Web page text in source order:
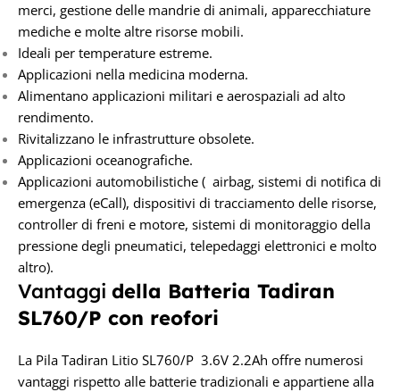
merci, gestione delle mandrie di animali, apparecchiature
mediche e molte altre risorse mobili.
Ideali per temperature estreme.
Applicazioni nella medicina moderna.
Alimentano applicazioni militari e aerospaziali ad alto
rendimento.
Rivitalizzano le infrastrutture obsolete.
Applicazioni oceanografiche.
Applicazioni automobilistiche ( airbag, sistemi di notifica di
emergenza (eCall), dispositivi di tracciamento delle risorse,
controller di freni e motore, sistemi di monitoraggio della
pressione degli pneumatici, telepedaggi elettronici e molto
altro).
Vantaggi della Batteria Tadiran
SL760/P con reofori
La Pila Tadiran Litio SL760/P 3.6V 2.2Ah offre numerosi
vantaggi rispetto alle batterie tradizionali e appartiene alla